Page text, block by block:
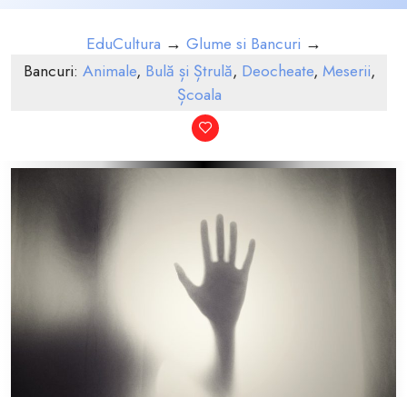
EduCultura → Glume si Bancuri →
Bancuri: Animale, Bulă și Ștrulă, Deocheate, Meserii,
Școala